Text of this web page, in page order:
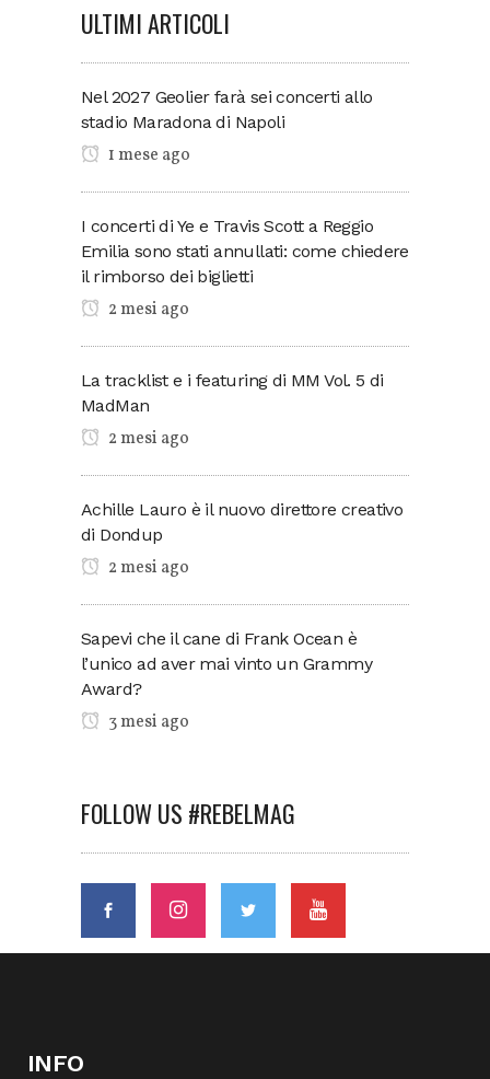
ULTIMI ARTICOLI
Nel 2027 Geolier farà sei concerti allo
stadio Maradona di Napoli
1 mese ago
I concerti di Ye e Travis Scott a Reggio
Emilia sono stati annullati: come chiedere
il rimborso dei biglietti
2 mesi ago
La tracklist e i featuring di MM Vol. 5 di
MadMan
2 mesi ago
Achille Lauro è il nuovo direttore creativo
di Dondup
2 mesi ago
Sapevi che il cane di Frank Ocean è
l’unico ad aver mai vinto un Grammy
Award?
3 mesi ago
FOLLOW US #REBELMAG
INFO